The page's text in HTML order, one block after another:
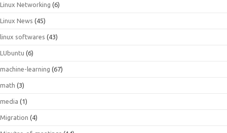
Linux Networking (6)
Linux News (45)
linux softwares (43)
LUbuntu (6)
machine-learning (67)
math (3)
media (1)
Migration (4)